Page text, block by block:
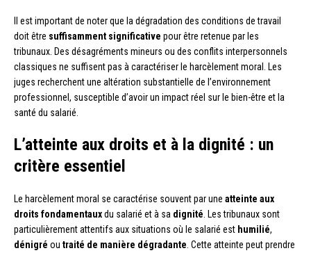
Il est important de noter que la dégradation des conditions de travail
doit être suffisamment significative pour être retenue par les
tribunaux. Des désagréments mineurs ou des conflits interpersonnels
classiques ne suffisent pas à caractériser le harcèlement moral. Les
juges recherchent une altération substantielle de l’environnement
professionnel, susceptible d’avoir un impact réel sur le bien-être et la
santé du salarié.
L’atteinte aux droits et à la dignité : un
critère essentiel
Le harcèlement moral se caractérise souvent par une atteinte aux
droits fondamentauxdu salarié et à sa dignité . Les tribunaux sont
particulièrement attentifs aux situations où le salarié est humilié,
dénigré ou traité de manière dégradante . Cette atteinte peut prendre